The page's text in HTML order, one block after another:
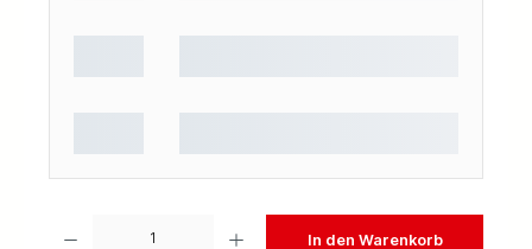
In den Warenkorb